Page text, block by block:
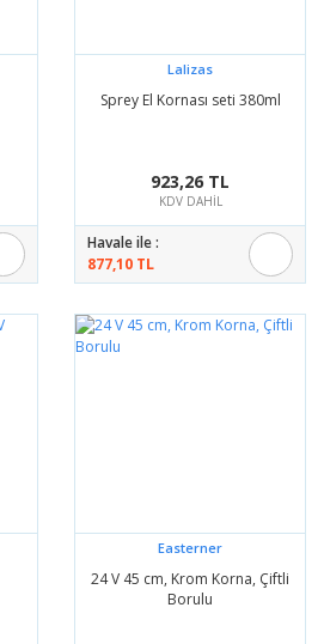
Lalizas
Sprey El Kornası seti 380ml
923,26 TL
KDV DAHİL
Havale ile :
877,10 TL
Easterner
24 V 45 cm, Krom Korna, Çiftli
Borulu